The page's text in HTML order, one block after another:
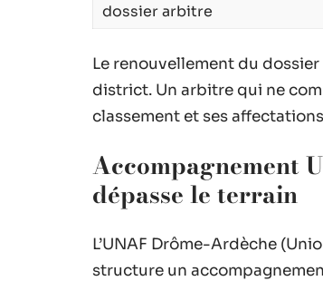
dossier arbitre
Le renouvellement du
district. Un arbitre qui ne
classement et ses
Accompagnement
dépasse le terrain
L’UNAF Drôme-Ardèche
structure un